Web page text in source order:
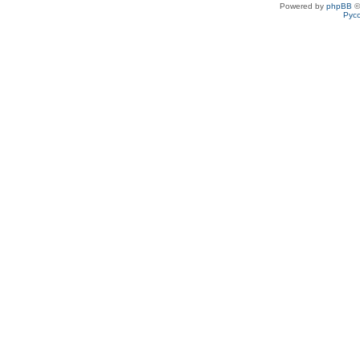
Powered by phpBB